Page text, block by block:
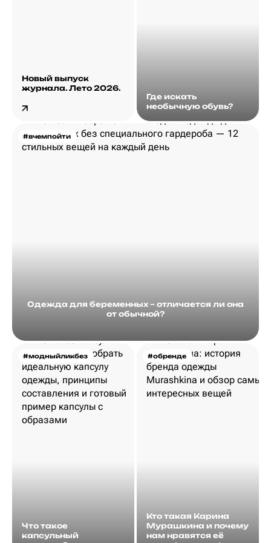
Новый выпуск
журнала. Лето 2026.
Где искать
необычную обувь?
#вчемпойти
Одежда для беременных – отличается ли она
от обычной?
#модныйликбез
Что такое
капсульный
#обренде
Кто такая Карина
Мурашкина и почему
нам нравятся её